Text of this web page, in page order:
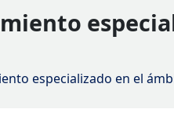
especializado en el